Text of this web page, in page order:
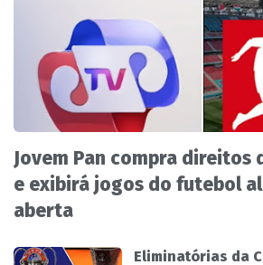
Jovem Pan compra direitos
e exibirá jogos do futebol
aberta
Eliminatórias da